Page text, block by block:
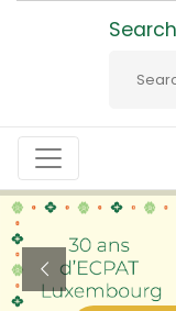
Search